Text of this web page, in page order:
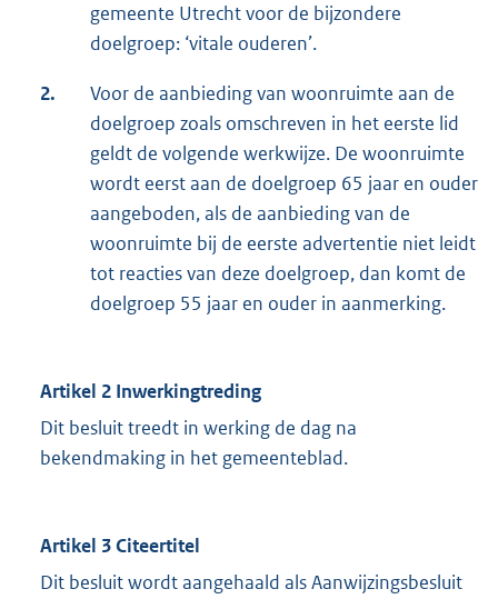
gemeente Utrecht voor de bijzondere
doelgroep: ‘vitale ouderen’.
2.
Voor de aanbieding van woonruimte aan de
doelgroep zoals omschreven in het eerste lid
geldt de volgende werkwijze. De woonruimte
wordt eerst aan de doelgroep 65 jaar en ouder
aangeboden, als de aanbieding van de
woonruimte bij de eerste advertentie niet leidt
tot reacties van deze doelgroep, dan komt de
doelgroep 55 jaar en ouder in aanmerking.
Artikel 2 Inwerkingtreding
Dit besluit treedt in werking de dag na
bekendmaking in het gemeenteblad.
Artikel 3 Citeertitel
Dit besluit wordt aangehaald als Aanwijzingsbesluit